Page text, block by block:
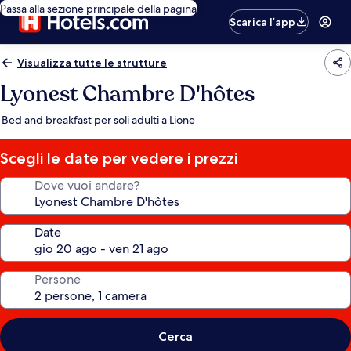
Passa alla sezione principale della pagina
Scarica l’app
Visualizza tutte le strutture
Lyonest Chambre D'hôtes
Bed and breakfast per soli adulti a Lione
Scegli le date per vedere i prezzi
Dove vuoi andare?
Date
Persone
Cerca